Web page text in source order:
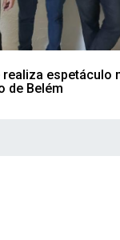
realiza espetáculo
de Belém